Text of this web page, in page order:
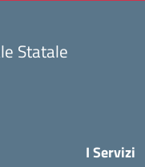
Statale
I Servizi